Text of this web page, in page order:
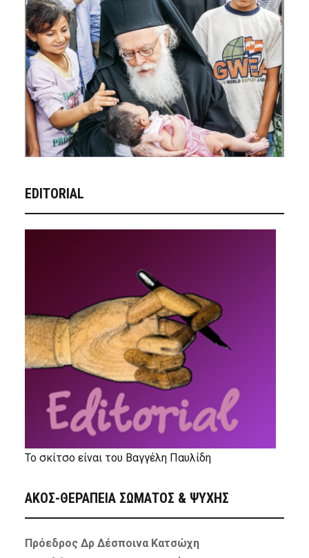
EDITORIAL
Το σκίτσο είναι του Βαγγέλη Παυλίδη
ΑΚΟΣ-ΘΕΡΑΠΕΙΑ ΣΩΜΑΤΟΣ & ΨΥΧΗΣ
Πρόεδρος Δρ Δέσποινα Κατσώχη